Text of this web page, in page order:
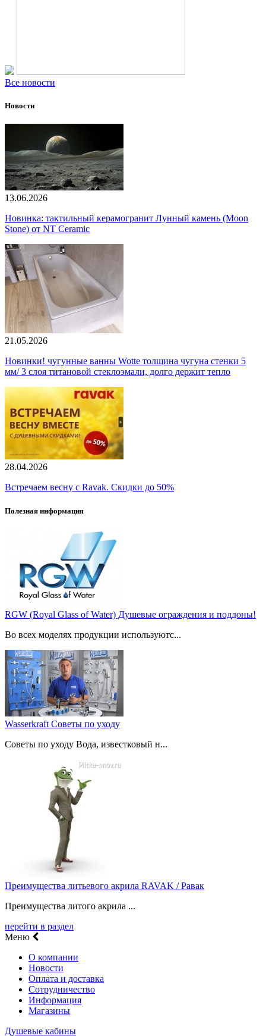
Все новости
Новости
13.06.2026
Новинка: тактильный керамогранит Лунный камень (Moon
Stone) от NT Ceramic
21.05.2026
Новинки! чугунные ванны Wotte толщина чугуна стенки 5
мм/ 3 слоя титановой стеклоэмали, долго держит тепло
28.04.2026
Встречаем весну с Ravak. Скидки до 50%
Полезная информация
RGW (Royal Glass of Water) Душевые ограждения и поддоны!
Во всех моделях продукции используютс...
Wasserkraft Советы по уходу
Советы по уходу Вода, известковый н...
Преимущества литьевого акрила RAVAK / Равак
Преимущества литого акрила ...
перейти в раздел
Меню
О компании
Новости
Оплата и доставка
Сотрудничество
Информация
Магазины
Душевые кабины